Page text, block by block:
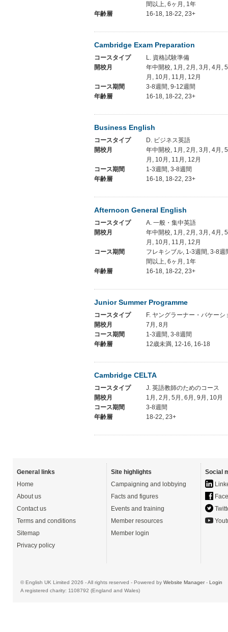
間以上, 6ヶ月, 1年
年齢層
16-18, 18-22, 23+
Cambridge Exam Preparation
コースタイプ
L. 資格試験準備
開校月
年中開校, 1月, 2月, 3月, 4月,
月, 10月, 11月, 12月
コース期間
3-8週間, 9-12週間
年齢層
16-18, 18-22, 23+
Business English
コースタイプ
D. ビジネス英語
開校月
年中開校, 1月, 2月, 3月, 4月,
月, 10月, 11月, 12月
コース期間
1-3週間, 3-8週間
年齢層
16-18, 18-22, 23+
Afternoon General English
コースタイプ
A. 一般・集中英語
開校月
年中開校, 1月, 2月, 3月, 4月,
月, 10月, 11月, 12月
コース期間
フレキシブル, 1-3週間, 3-8週
間以上, 6ヶ月, 1年
年齢層
16-18, 18-22, 23+
Junior Summer Programme
コースタイプ
F. ヤングラーナー・バケーシ
開校月
7月, 8月
コース期間
1-3週間, 3-8週間
年齢層
12歳未満, 12-16, 16-18
Cambridge CELTA
コースタイプ
J. 英語教師のためのコース
開校月
1月, 2月, 5月, 6月, 9月, 10月
コース期間
3-8週間
年齢層
18-22, 23+
General links
Home
About us
Contact us
Terms and conditions
Sitemap
Privacy policy
Site highlights
Campaigning and lobbying
Facts and figures
Events and training
Member resources
Member login
Social
© English UK Limited 2026 - All rights reserved - Powered by Website Manager- Login
A registered charity: 1108792 (England and Wales)